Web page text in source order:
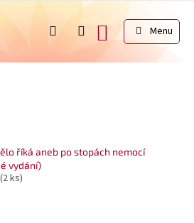
NÁKUPNÍ
KOŠÍK
říká aneb po stopách nemocí
vydání)
(2 ks)